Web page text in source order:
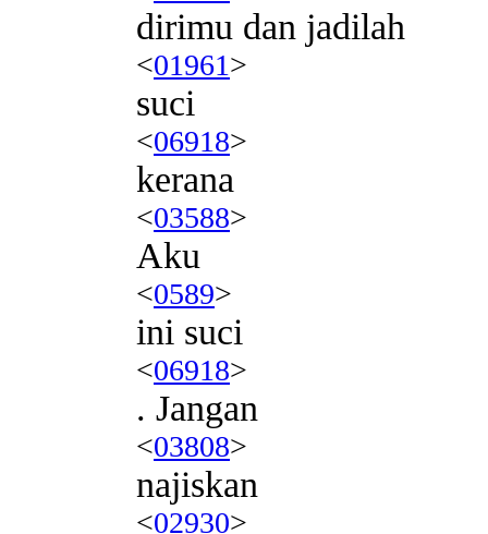
dirimu dan jadilah
<01961>
suci
<06918>
kerana
<03588>
Aku
<0589>
ini suci
<06918>
. Jangan
<03808>
najiskan
<02930>